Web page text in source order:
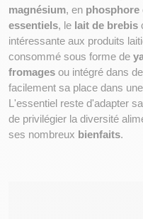
magnésium, en phosphore
essentiels, le lait de brebis
intéressante aux produits
consommé sous forme de
fromages ou intégré dans
facilement sa place dans
L'essentiel reste d'adapter sa
de privilégier la diversité
ses nombreux bienfaits.